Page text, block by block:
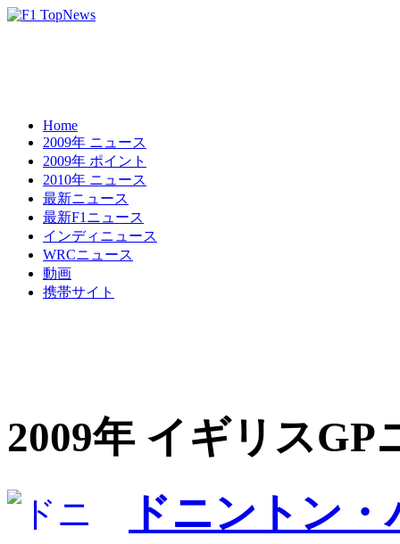
Home
2009年 ニュース
2009年 ポイント
2010年 ニュース
最新ニュース
最新F1ニュース
インディニュース
WRCニュース
動画
携帯サイト
2009年 イギリス
ドニントン